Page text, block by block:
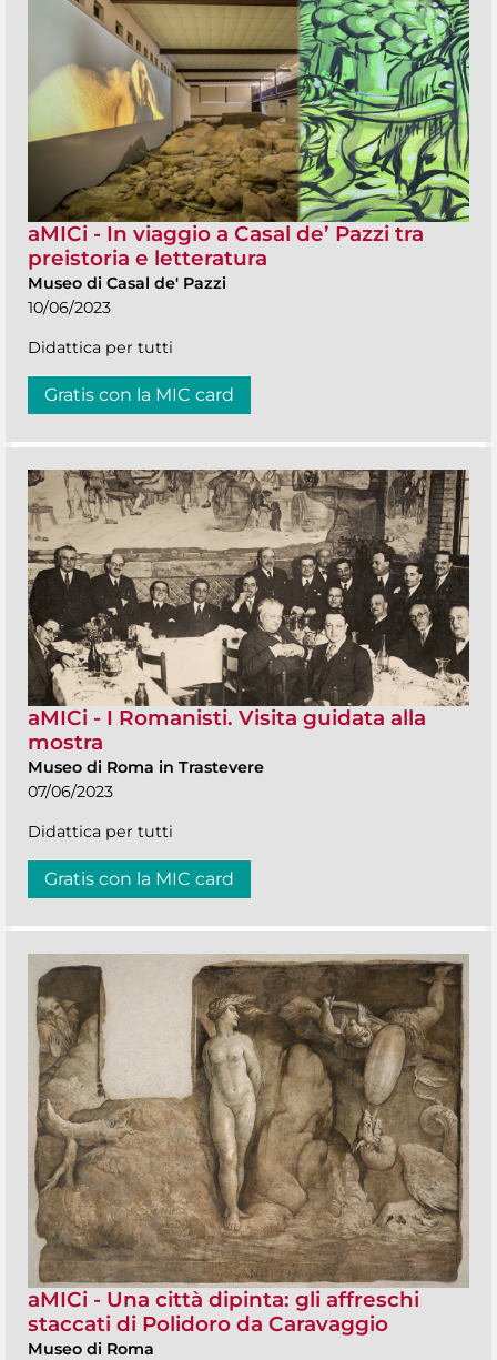
aMICi - In viaggio a Casal de’ Pazzi tra
preistoria e letteratura
Museo di Casal de' Pazzi
10/06/2023
Didattica per tutti
Gratis con la MIC card
aMICi - I Romanisti. Visita guidata alla
mostra
Museo di Roma in Trastevere
07/06/2023
Didattica per tutti
Gratis con la MIC card
aMICi - Una città dipinta: gli affreschi
staccati di Polidoro da Caravaggio
Museo di Roma